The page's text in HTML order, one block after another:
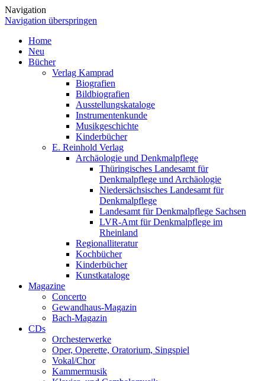
Navigation
Navigation überspringen
Home
Neu
Bücher
Verlag Kamprad
Biografien
Bildbiografien
Ausstellungskataloge
Instrumentenkunde
Musikgeschichte
Kinderbücher
E. Reinhold Verlag
Archäologie und Denkmalpflege
Thüringisches Landesamt für
Denkmalpflege und Archäologie
Niedersächsisches Landesamt für
Denkmalpflege
Landesamt für Denkmalpflege Sachsen
LVR-Amt für Denkmalpflege im
Rheinland
Regionalliteratur
Kochbücher
Kinderbücher
Kunstkataloge
Magazine
Concerto
Gewandhaus-Magazin
Bach-Magazin
CDs
Orchesterwerke
Oper, Operette, Oratorium, Singspiel
Vokal/Chor
Kammermusik